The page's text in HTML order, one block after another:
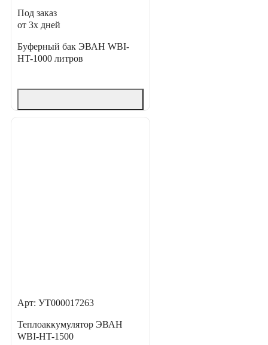
Под заказ
от 3х дней
Буферный бак ЭВАН WBI-
HT-1000 литров
Арт: УТ000017263
Теплоаккумулятор ЭВАН
WBI-HT-1500